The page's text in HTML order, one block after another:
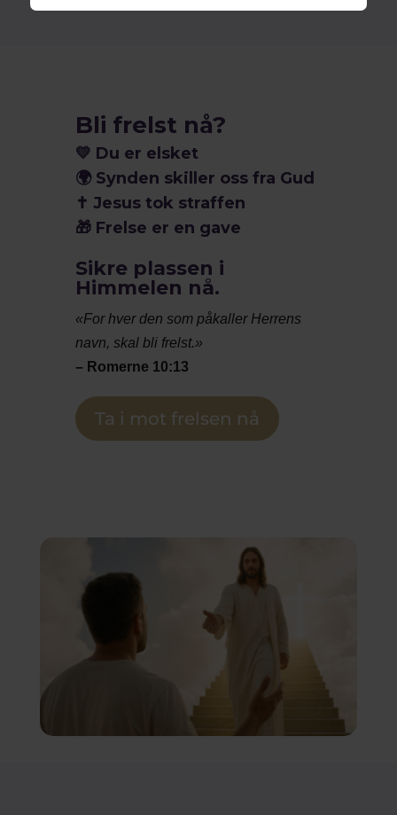
Bli frelst nå?
💛 Du er elsket
🌍 Synden skiller oss fra Gud
✝️ Jesus tok straffen
🎁 Frelse er en gave
Sikre plassen i
Himmelen nå.
«For hver den som påkaller Herrens
navn, skal bli frelst.»
– Romerne 10:13
Ta i mot frelsen nå